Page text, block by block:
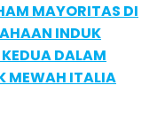
MAYORITAS DI
INDUK
DALAM
MEWAH ITALIA